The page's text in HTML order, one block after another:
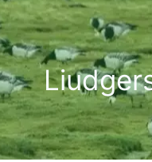
Ga
naar
de
inhoud